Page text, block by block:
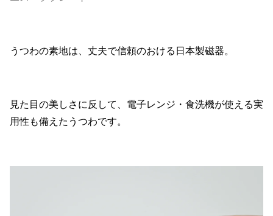
うつわの素地は、丈夫で信頼のおける日本製磁器。
見た目の美しさに反して、電子レンジ・食洗機が使える実
用性も備えたうつわです。